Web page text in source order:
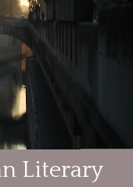
Literary